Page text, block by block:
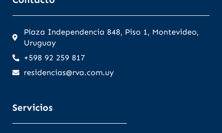
Plaza Independencia 848, Piso 1, Montevideo,
Uruguay
+598 92 259 817
residencias@rva.com.uy
Servicios